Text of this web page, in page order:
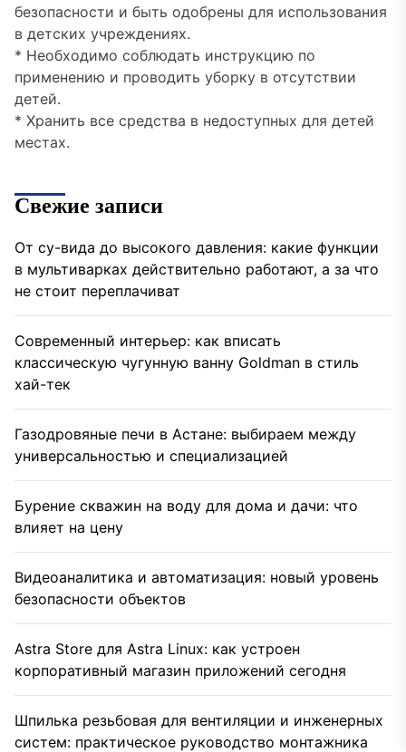
безопасности и быть одобрены для использования
в детских учреждениях.
* Необходимо соблюдать инструкцию по
применению и проводить уборку в отсутствии
детей.
* Хранить все средства в недоступных для детей
местах.
Свежие записи
От су-вида до высокого давления: какие функции
в мультиварках действительно работают, а за что
не стоит переплачиват
Современный интерьер: как вписать
классическую чугунную ванну Goldman в стиль
хай-тек
Газодровяные печи в Астане: выбираем между
универсальностью и специализацией
Бурение скважин на воду для дома и дачи: что
влияет на цену
Видеоаналитика и автоматизация: новый уровень
безопасности объектов
Astra Store для Astra Linux: как устроен
корпоративный магазин приложений сегодня
Шпилька резьбовая для вентиляции и инженерных
систем: практическое руководство монтажника